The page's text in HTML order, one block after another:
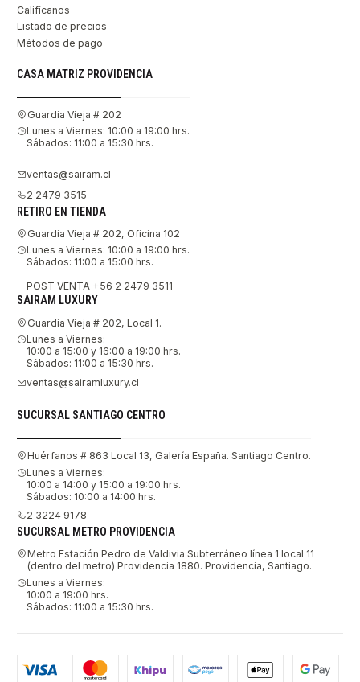
Califícanos
Listado de precios
Métodos de pago
CASA MATRIZ PROVIDENCIA
Guardia Vieja # 202
Lunes a Viernes: 10:00 a 19:00 hrs.
Sábados: 11:00 a 15:30 hrs.
ventas@sairam.cl
2 2479 3515
RETIRO EN TIENDA
Guardia Vieja # 202, Oficina 102
Lunes a Viernes: 10:00 a 19:00 hrs.
Sábados: 11:00 a 15:00 hrs.
POST VENTA +56 2 2479 3511
SAIRAM LUXURY
Guardia Vieja # 202, Local 1.
Lunes a Viernes:
10:00 a 15:00 y 16:00 a 19:00 hrs.
Sábados: 11:00 a 15:30 hrs.
ventas@sairamluxury.cl
SUCURSAL SANTIAGO CENTRO
Huérfanos # 863 Local 13, Galería España. Santiago Centro.
Lunes a Viernes:
10:00 a 14:00 y 15:00 a 19:00 hrs.
Sábados: 10:00 a 14:00 hrs.
2 3224 9178
SUCURSAL METRO PROVIDENCIA
Metro Estación Pedro de Valdivia Subterráneo línea 1 local 11
(dentro del metro) Providencia 1880. Providencia, Santiago.
Lunes a Viernes:
10:00 a 19:00 hrs.
Sábados: 11:00 a 15:30 hrs.